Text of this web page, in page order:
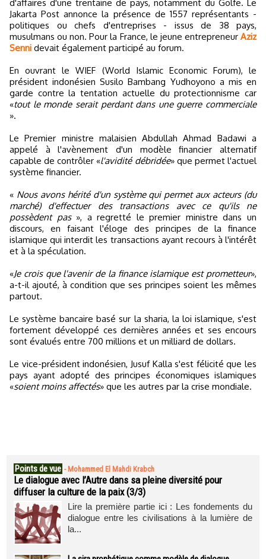
d'affaires d'une trentaine de pays, notamment du Golfe. Le
Jakarta Post annonce la présence de 1557 représentants -
politiques ou chefs d'entreprises - issus de 38 pays,
musulmans ou non. Pour la France, le jeune entrepreneur Aziz
Senni devait également participé au forum.
En ouvrant le WIEF (World Islamic Economic Forum), le
président indonésien Susilo Bambang Yudhoyono a mis en
garde contre la tentation actuelle du protectionnisme car
«tout le monde serait perdant dans une guerre commerciale
».
Le Premier ministre malaisien Abdullah Ahmad Badawi a
appelé à l'avènement d'un modèle financier alternatif
capable de contrôler «l'avidité débridée» que permet l'actuel
système financier.
« Nous avons hérité d'un système qui permet aux acteurs (du
marché) d'effectuer des transactions avec ce qu'ils ne
possèdent pas », a regretté le premier ministre dans un
discours, en faisant l'éloge des principes de la finance
islamique qui interdit les transactions ayant recours à l'intérêt
et à la spéculation.
«Je crois que l'avenir de la finance islamique est prometteur»,
a-t-il ajouté, à condition que ses principes soient les mêmes
partout.
Le système bancaire basé sur la sharia, la loi islamique, s'est
fortement développé ces dernières années et ses encours
sont évalués entre 700 millions et un milliard de dollars.
Le vice-président indonésien, Jusuf Kalla s'est félicité que les
pays ayant adopté des principes économiques islamiques
«soient moins affectés» que les autres par la crise mondiale.
Points de vue - Mohammed El Mahdi Krabch
Le dialogue avec l’Autre dans sa pleine diversité pour
diffuser la culture de la paix (3/3)
Lire la première partie ici : Les fondements du
dialogue entre les civilisations à la lumière de
la...